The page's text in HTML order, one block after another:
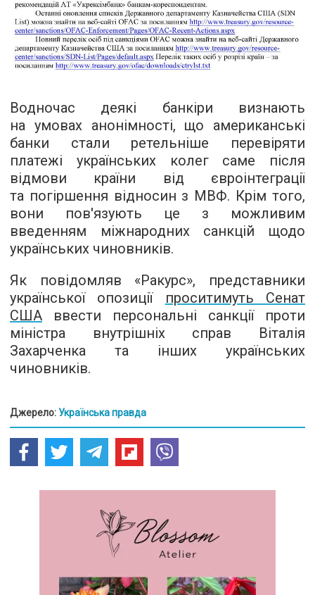
Водночас деякі банкіри визнають
на умовах анонімності, що американські
банки стали ретельніше перевіряти
платежі українських колег саме після
відмови країни від євроінтеграції
та погіршення відносин з МВФ. Крім того,
вони пов'язують це з можливим
введенням міжнародних санкцій щодо
українських чиновників.
Як повідомляв «Ракурс», представники
української опозиції проситимуть Сенат
США ввести персональні санкції проти
міністра внутрішніх справ Віталія
Захарченка та інших українських
чиновників.
Джерело: Українська правда